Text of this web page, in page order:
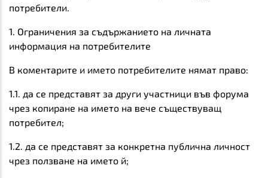
потребители.
1. Ограничения за съдържанието на личната
информация на потребителите
В коментарите и името потребителите нямат право:
1.1. да се представят за други участници във форума
чрез копиране на името на вече съществуващ
потребител;
1.2. да се представят за конкретна публична личност
чрез ползване на името й;